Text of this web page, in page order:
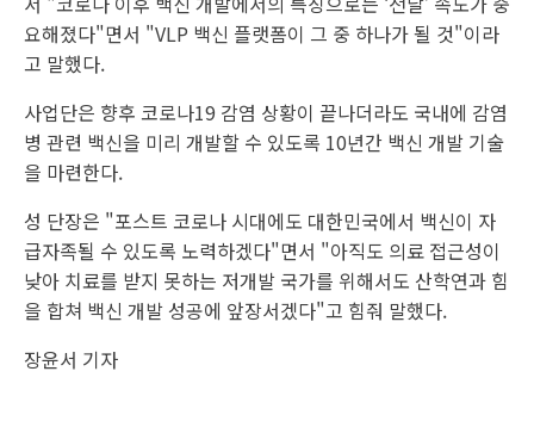
요해졌다"면서 "VLP 백신 플랫폼이 그 중 하나가 될 것"이라
고 말했다.
사업단은 향후 코로나19 감염 상황이 끝나더라도 국내에 감염
병 관련 백신을 미리 개발할 수 있도록 10년간 백신 개발 기술
을 마련한다.
성 단장은 "포스트 코로나 시대에도 대한민국에서 백신이 자
급자족될 수 있도록 노력하겠다"면서 "아직도 의료 접근성이
낮아 치료를 받지 못하는 저개발 국가를 위해서도 산학연과 힘
을 합쳐 백신 개발 성공에 앞장서겠다"고 힘줘 말했다.
장윤서 기자